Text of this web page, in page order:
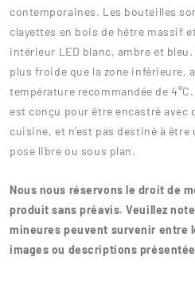
contemporaines. Les bouteilles
clayettes en bois de hêtre massif
intérieur LED blanc, ambre et
plus froide que la zone inférieure,
température recommandée de
est conçu pour être encastré avec
cuisine, et n’est pas destiné à
pose libre ou sous plan.
Nous nous réservons le droit de
produit sans préavis. Veuillez
mineures peuvent survenir entre
images ou descriptions